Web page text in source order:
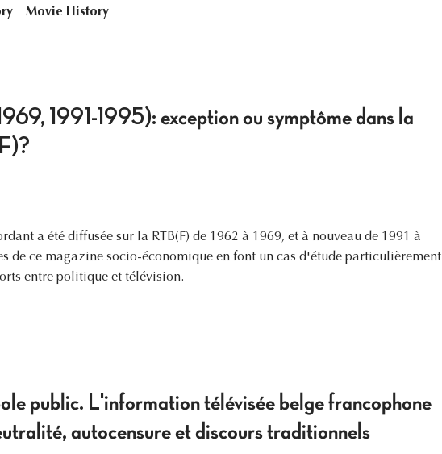
Movie History
1991-1995): exception ou symptôme dans la
a été diffusée sur la RTB(F) de 1962 à 1969, et à nouveau de 1991 à
de ce magazine socio-économique en font un cas d'étude particulièrement
entre politique et télévision.
public. L'information télévisée belge francophone
autocensure et discours traditionnels